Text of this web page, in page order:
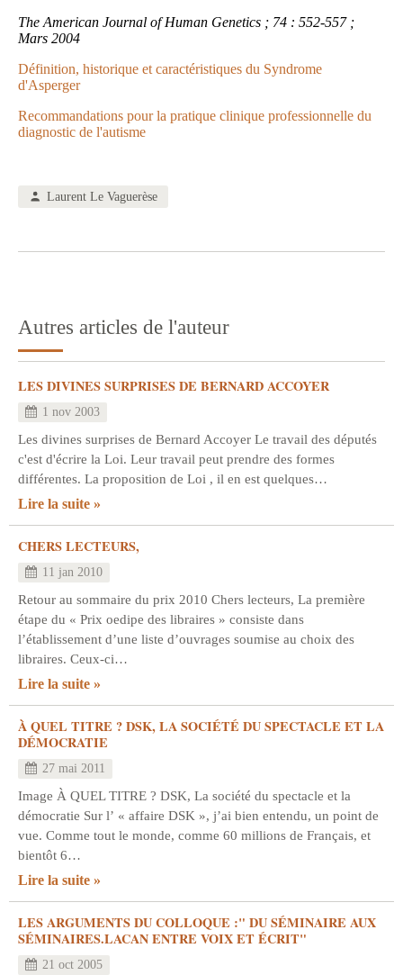
The American Journal of Human Genetics ; 74 : 552-557 ;
Mars 2004
Définition, historique et caractéristiques du Syndrome
d'Asperger
Recommandations pour la pratique clinique professionnelle du
diagnostic de l'autisme
Laurent Le Vaguerèse
Autres articles de l'auteur
LES DIVINES SURPRISES DE BERNARD ACCOYER
1 nov 2003
Les divines surprises de Bernard Accoyer Le travail des députés
c'est d'écrire la Loi. Leur travail peut prendre des formes
différentes. La proposition de Loi , il en est quelques…
Lire la suite
CHERS LECTEURS,
11 jan 2010
Retour au sommaire du prix 2010 Chers lecteurs, La première
étape du « Prix oedipe des libraires » consiste dans
l’établissement d’une liste d’ouvrages soumise au choix des
libraires. Ceux-ci…
Lire la suite
À QUEL TITRE ? DSK, LA SOCIÉTÉ DU SPECTACLE ET LA
DÉMOCRATIE
27 mai 2011
Image À QUEL TITRE ? DSK, La société du spectacle et la
démocratie Sur l’ « affaire DSK », j’ai bien entendu, un point de
vue. Comme tout le monde, comme 60 millions de Français, et
bientôt 6…
Lire la suite
LES ARGUMENTS DU COLLOQUE :" DU SÉMINAIRE AUX
SÉMINAIRES.LACAN ENTRE VOIX ET ÉCRIT"
21 oct 2005